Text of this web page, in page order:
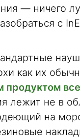
— ничего
с
как их
продуктом
лежит не в
на